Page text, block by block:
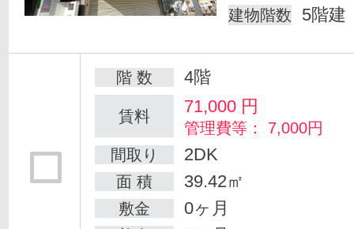
建物階数 5階建
階 数 4階
賃料 71,000 円
管理費等： 7,000円
間取り
2DK
面 積 39.42㎡
敷金 0ヶ月